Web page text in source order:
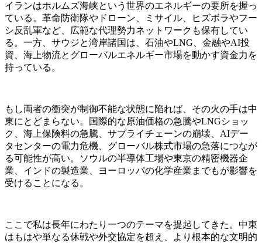
イランはホルムズ海峡という世界のエネルギーの要所を握っ
ている。革命防衛隊やドローン、ミサイル、ヒズボラやフー
シ反乱軍など、広範な代理勢力ネットワークも保有してい
る。一方、サウジと湾岸諸国は、石油やLNG、金融やAI投
資、海上物流とグローバルエネルギー市場を動かす資金力を
持っている。
もし両者の衝突が制御不能な状態に陥れば、その火の手は中
東にとどまらない。国際的な原油価格の急騰やLNGショッ
ク、海上保険料の急騰、サプライチェーンの崩壊、AIデー
タセンターの電力危機、グローバル株式市場の急落につなが
る可能性が高い。ソウルの半導体工場や東京の精密機器企
業、インドの製造業、ヨーロッパの化学産業までもが影響を
受けることになる。
ここで私は長年にわたり一つのテーマを提起してきた。中東
はもはや単なる休戦や外交協定を超え、より根本的な文明的